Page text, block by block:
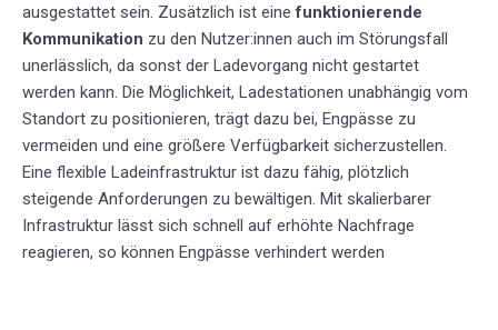
ausgestattet sein. Zusätzlich ist einefunktionierende
Kommunikation zu den Nutzer:innen auch im Störungsfall
unerlässlich, da sonst der Ladevorgang nicht gestartet
werden kann. Die Möglichkeit, Ladestationen unabhängig vom
Standort zu positionieren, trägt dazu bei, Engpässe zu
vermeiden und eine größere Verfügbarkeit sicherzustellen.
Eine flexible Ladeinfrastruktur ist dazu fähig, plötzlich
steigende Anforderungen zu bewältigen. Mit skalierbarer
Infrastruktur lässt sich schnell auf erhöhte Nachfrage
reagieren, so können Engpässe verhindert werden